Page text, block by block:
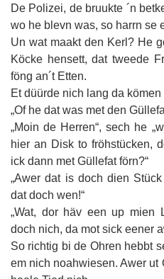
De Polizei, de bruukte ´n
wo he blevn was, so harrn se
Un wat maakt den Kerl? He
Köcke hensett, dat tweede
föng an´t Etten.
Et düürde nich lang da
„Of he dat was met den
„Moin de Herren“, sech he
hier an Disk to fröhstücken,
ick dann met Güllefat förn?“
„Awer dat is doch dien
dat doch wen!“
„Wat, dor häv een up mien
doch nich, da mot sick eener
So richtig bi de Ohren hebbt
em nich noahwiesen. Awer ut